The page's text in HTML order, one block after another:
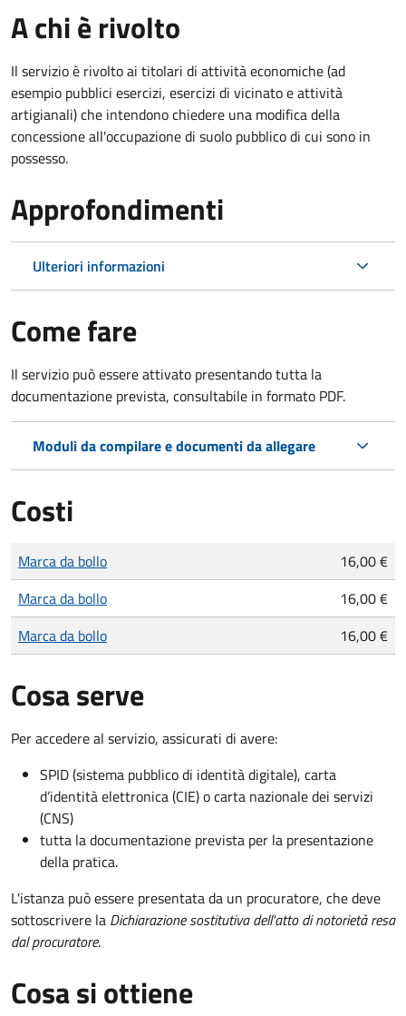
A chi è rivolto
Il servizio è rivolto ai titolari di attività economiche (ad
esempio pubblici esercizi, esercizi di vicinato e attività
artigianali) che intendono chiedere una modifica della
concessione all'occupazione di suolo pubblico di cui sono in
possesso.
Approfondimenti
Ulteriori informazioni
Come fare
Il servizio può essere attivato presentando tutta la
documentazione prevista, consultabile in formato PDF.
Moduli da compilare e documenti da allegare
Costi
Tipo di pagamento
Importo
Marca da bollo
16,00 €
Marca da bollo
16,00 €
Marca da bollo
16,00 €
Cosa serve
Per accedere al servizio, assicurati di avere:
SPID (sistema pubblico di identità digitale), carta
d’identità elettronica (CIE) o carta nazionale dei servizi
(CNS)
tutta la documentazione prevista per la presentazione
della pratica.
L'istanza può essere presentata da un procuratore, che deve
sottoscrivere la Dichiarazione sostitutiva dell'atto di notorietà resa
dal procuratore.
Cosa si ottiene